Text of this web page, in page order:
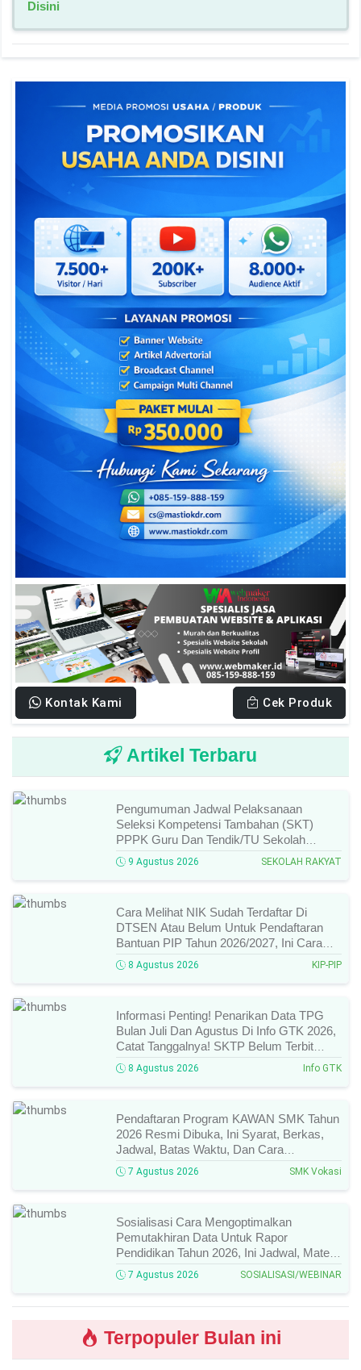
Disini
Kontak Kami Cek Produk
Artikel Terbaru
Pengumuman Jadwal Pelaksanaan
Seleksi Kompetensi Tambahan (SKT)
PPPK Guru Dan Tendik/TU Sekolah
Rakyat Di Kemensos Tahun 2026, Ini
Jadwal Dan Ketentuan Lengkapnya!
9 Agustus 2026 SEKOLAH RAKYAT
Cara Melihat NIK Sudah Terdaftar Di
DTSEN Atau Belum Untuk Pendaftaran
Bantuan PIP Tahun 2026/2027, Ini Cara
Cek Dan Syarat Perubahan Desil!
8 Agustus 2026 KIP-PIP
Informasi Penting! Penarikan Data TPG
Bulan Juli Dan Agustus Di Info GTK 2026,
Catat Tanggalnya! SKTP Belum Terbit
Januari–Juni, Ini Prosesnya!
8 Agustus 2026 Info GTK
Pendaftaran Program KAWAN SMK Tahun
2026 Resmi Dibuka, Ini Syarat, Berkas,
Jadwal, Batas Waktu, Dan Cara
Pendaftarannya!
7 Agustus 2026 SMK Vokasi
Sosialisasi Cara Mengoptimalkan
Pemutakhiran Data Untuk Rapor
Pendidikan Tahun 2026, Ini Jadwal, Materi,
Narasumber, Dan Link Mengikutinya!
7 Agustus 2026 SOSIALISASI/WEBINAR
Terpopuler Bulan ini